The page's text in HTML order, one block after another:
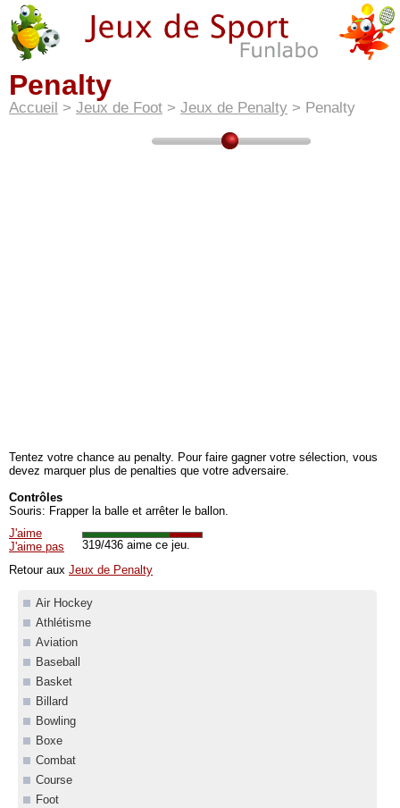
Penalty
Accueil > Jeux de Foot > Jeux de Penalty > Penalty
Tentez votre chance au penalty. Pour faire gagner votre sélection, vous
devez marquer plus de penalties que votre adversaire.
Contrôles
Souris: Frapper la balle et arrêter le ballon.
J'aime
J'aime pas
319/436 aime ce jeu.
Retour aux Jeux de Penalty
Air Hockey
Athlétisme
Aviation
Baseball
Basket
Billard
Bowling
Boxe
Combat
Course
Foot